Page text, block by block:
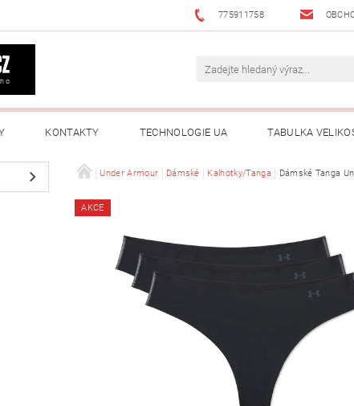
775911758
KONTAKTY TECHNOLOGIE UA TABULKA
Under Armour Dámské Kalhotky/Tanga Dámské Tanga
AKCE